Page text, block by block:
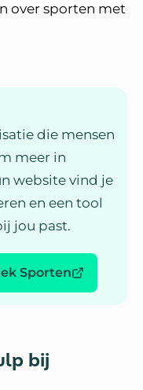
over sporten met
die mensen
meer in
website vind je
en een tool
jou past.
Sporten
bij